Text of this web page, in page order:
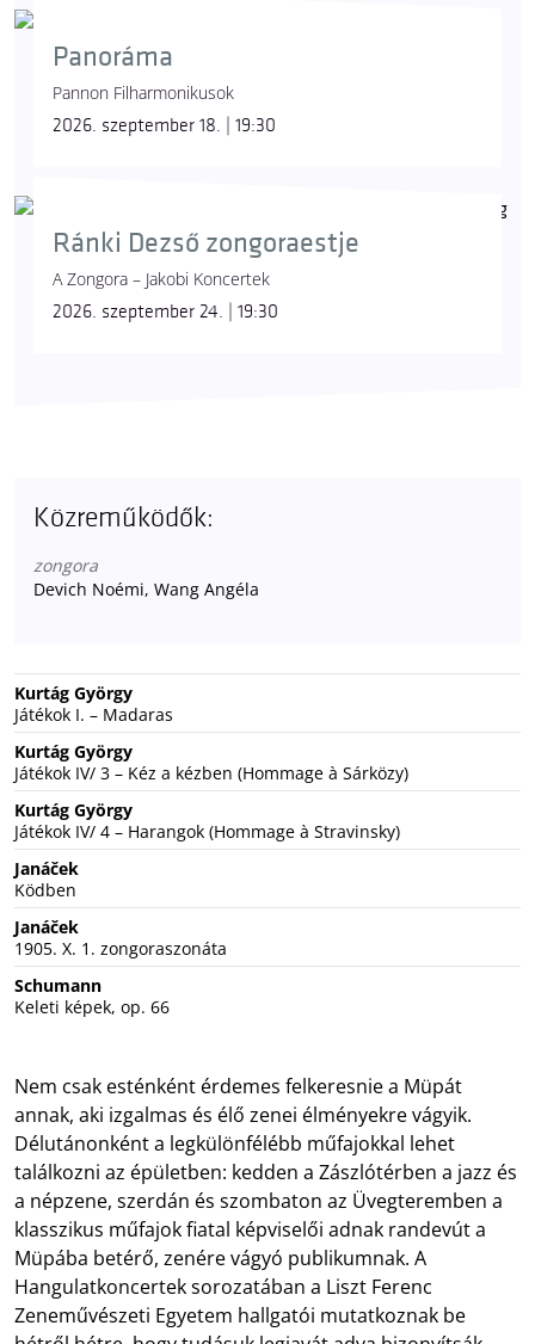
Panoráma
Pannon Filharmonikusok
2026. szeptember 18. | 19:30
Ránki Dezső zongoraestje
A Zongora – Jakobi Koncertek
2026. szeptember 24. | 19:30
Közreműködők:
zongora
Devich Noémi, Wang Angéla
Kurtág György
Játékok I. – Madaras
Kurtág György
Játékok IV/ 3 – Kéz a kézben (Hommage à Sárközy)
Kurtág György
Játékok IV/ 4 – Harangok (Hommage à Stravinsky)
Janáček
Ködben
Janáček
1905. X. 1. zongoraszonáta
Schumann
Keleti képek, op. 66
Nem csak esténként érdemes felkeresnie a Müpát
annak, aki izgalmas és élő zenei élményekre vágyik.
Délutánonként a legkülönfélébb műfajokkal lehet
találkozni az épületben: kedden a Zászlótérben a jazz és
a népzene, szerdán és szombaton az Üvegteremben a
klasszikus műfajok fiatal képviselői adnak randevút a
Müpába betérő, zenére vágyó publikumnak. A
Hangulatkoncertek sorozatában a Liszt Ferenc
Zeneművészeti Egyetem hallgatói mutatkoznak be